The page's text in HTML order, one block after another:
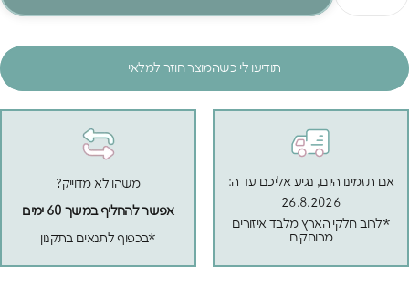
תודיעו לי כשהמוצר חוזר למלאי
אם תזמינו היום, נגיע אליכם עד ה:
26.8.2026
*לרוב חלקי הארץ מלבד איזורים
מרוחקים
משהו לא מדוייק?
אפשר להחליף במשך 60 ימים
*בכפוף לתנאים בתקנון